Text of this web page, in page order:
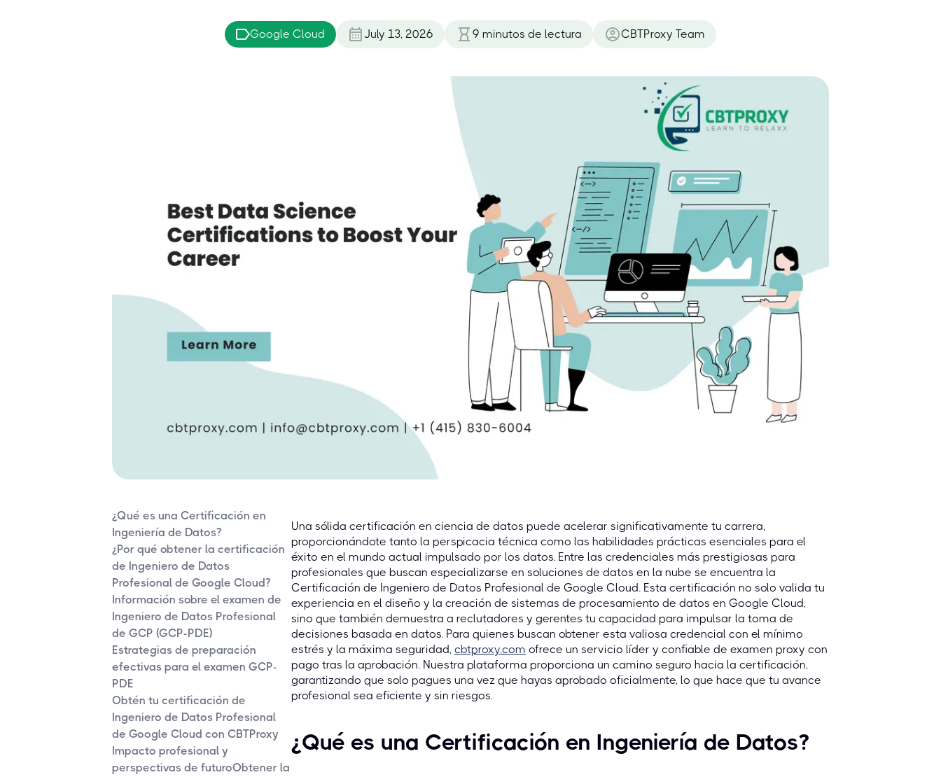
Google Cloud July 13, 2026 9 minutos de lectura CBTProxy Team
¿Qué es una Certificación en
Ingeniería de Datos?
¿Por qué obtener la certificación
de Ingeniero de Datos
Profesional de Google Cloud?
Información sobre el examen de
Ingeniero de Datos Profesional
de GCP (GCP-PDE)
Estrategias de preparación
efectivas para el examen GCP-
PDE
Obtén tu certificación de
Ingeniero de Datos Profesional
de Google Cloud con CBTProxy
Impacto profesional y
perspectivas de futuroObtener la
Una sólida certificación en ciencia de datos puede acelerar significativamente tu carrera,
proporcionándote tanto la perspicacia técnica como las habilidades prácticas esenciales para el
éxito en el mundo actual impulsado por los datos. Entre las credenciales más prestigiosas para
profesionales que buscan especializarse en soluciones de datos en la nube se encuentra la
Certificación de Ingeniero de Datos Profesional de Google Cloud. Esta certificación no solo valida tu
experiencia en el diseño y la creación de sistemas de procesamiento de datos en Google Cloud,
sino que también demuestra a reclutadores y gerentes tu capacidad para impulsar la toma de
decisiones basada en datos. Para quienes buscan obtener esta valiosa credencial con el mínimo
estrés y la máxima seguridad, cbtproxy.com ofrece un servicio líder y confiable de examen proxy con
pago tras la aprobación. Nuestra plataforma proporciona un camino seguro hacia la certificación,
garantizando que solo pagues una vez que hayas aprobado oficialmente, lo que hace que tu avance
profesional sea eficiente y sin riesgos.
¿Qué es una Certificación en Ingeniería de Datos?